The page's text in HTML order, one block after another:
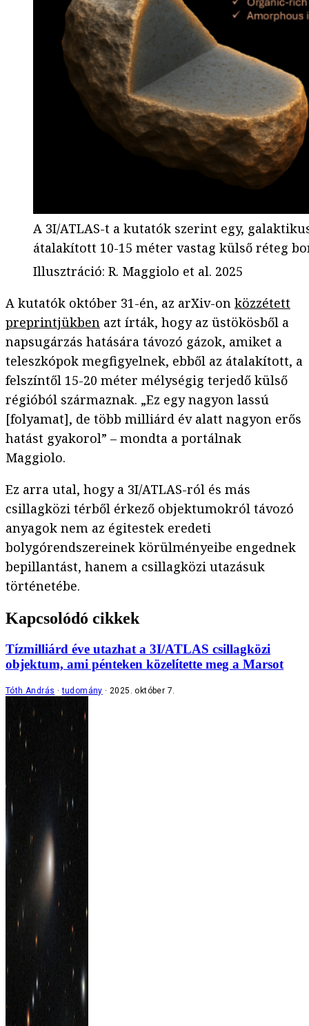
A 3I/ATLAS-t a kutatók szerint egy,
átalakított 10-15 méter vastag külső réteg
Illusztráció: R. Maggiolo et al. 2025
A kutatók október 31-én, az arXiv-on közzétett
preprintjükben azt írták, hogy az üstökösből a
napsugárzás hatására távozó gázok, amiket a
teleszkópok megfigyelnek, ebből az átalakított, a
felszíntől 15-20 méter mélységig terjedő külső
régióból származnak. „Ez egy nagyon lassú
[folyamat], de több milliárd év alatt nagyon erős
hatást gyakorol” – mondta a portálnak
Maggiolo.
Ez arra utal, hogy a 3I/ATLAS-ról és más
csillagközi térből érkező objektumokról távozó
anyagok nem az égitestek eredeti
bolygórendszereinek körülményeibe engednek
bepillantást, hanem a csillagközi utazásuk
történetébe.
Kapcsolódó cikkek
Tízmilliárd éve utazhat a 3I/ATLAS csillagközi
objektum, ami pénteken közelítette meg a Marsot
Tóth András tudomány 2025. október 7.